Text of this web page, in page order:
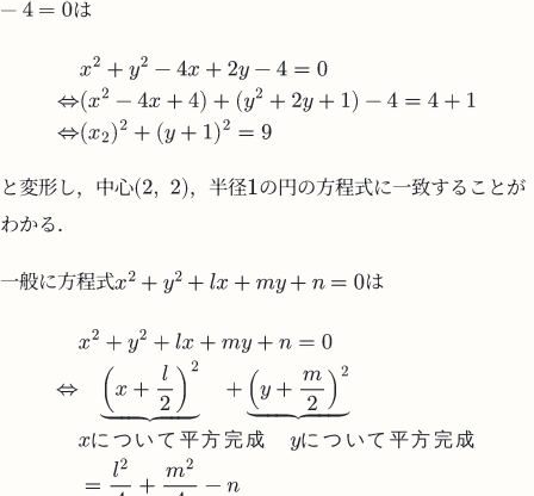
は
と変形し，中心 ，半径
の円の方程式に一致することが
わかる．
一般に方程式 は
に つ い て 平方 完成 に つ い て 平方 完成